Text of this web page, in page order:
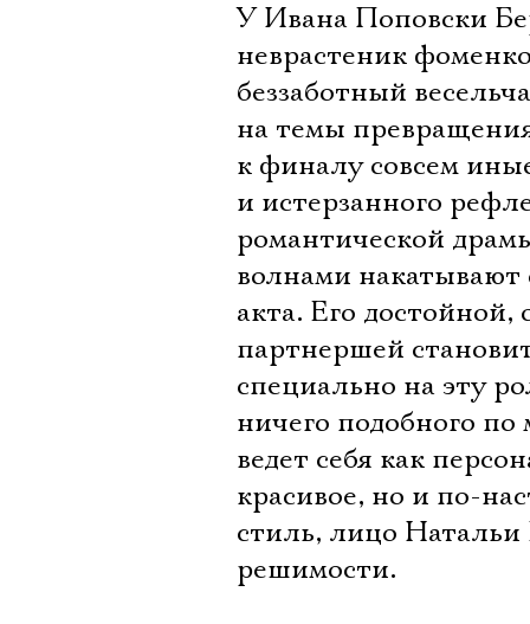
У Ивана Поповски
неврастеник
беззаботный
на темы
к финалу совсем
и истерзанного
романтической
волнами накатывают
акта. Его
партнершей
специально на эту
ничего подобного
ведет себя как
красивое, но и по-
стиль, лицо Натальи
решимости.